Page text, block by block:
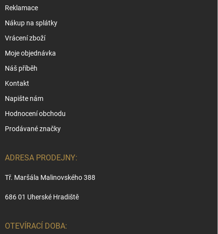
Reklamace
Nákup na splátky
Vrácení zboží
Moje objednávka
Náš příběh
Kontakt
Napište nám
Hodnocení obchodu
Prodávané značky
ADRESA PRODEJNY:
Tř. Maršála Malinovského 388
686 01 Uherské Hradiště
OTEVÍRACÍ DOBA: